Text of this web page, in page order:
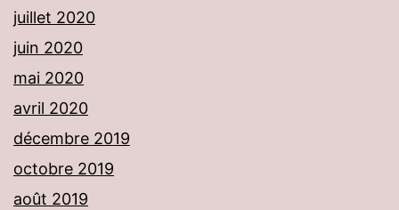
juillet 2020
juin 2020
mai 2020
avril 2020
décembre 2019
octobre 2019
août 2019